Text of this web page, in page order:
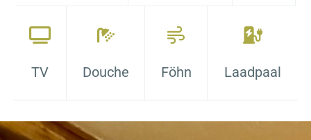
TV Douche Föhn Laadpaal